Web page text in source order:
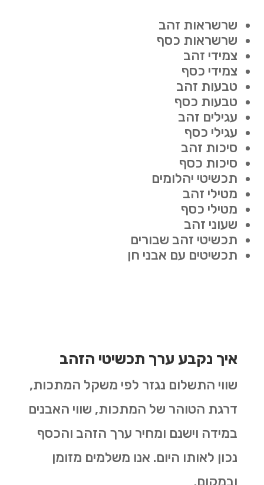
שרשראות זהב
שרשראות כסף
צמידי זהב
צמידי כסף
טבעות זהב
טבעות כסף
עגילים זהב
עגילי כסף
סיכות זהב
סיכות כסף
תכשיטי יהלומים
מטילי זהב
מטילי כסף
שעוני זהב
תכשיטי זהב שבורים
תכשיטים עם אבני חן
איך נקבע ערך תכשיטי הזהב
שווי התשלום נגזר לפי משקל המתכות,
דרגת הטוהר של המתכות, שווי האבנים
במידה וישנם ומחיר ערך הזהב והכסף
נכון לאותו היום. אנו משלמים מזומן
ובמקום.